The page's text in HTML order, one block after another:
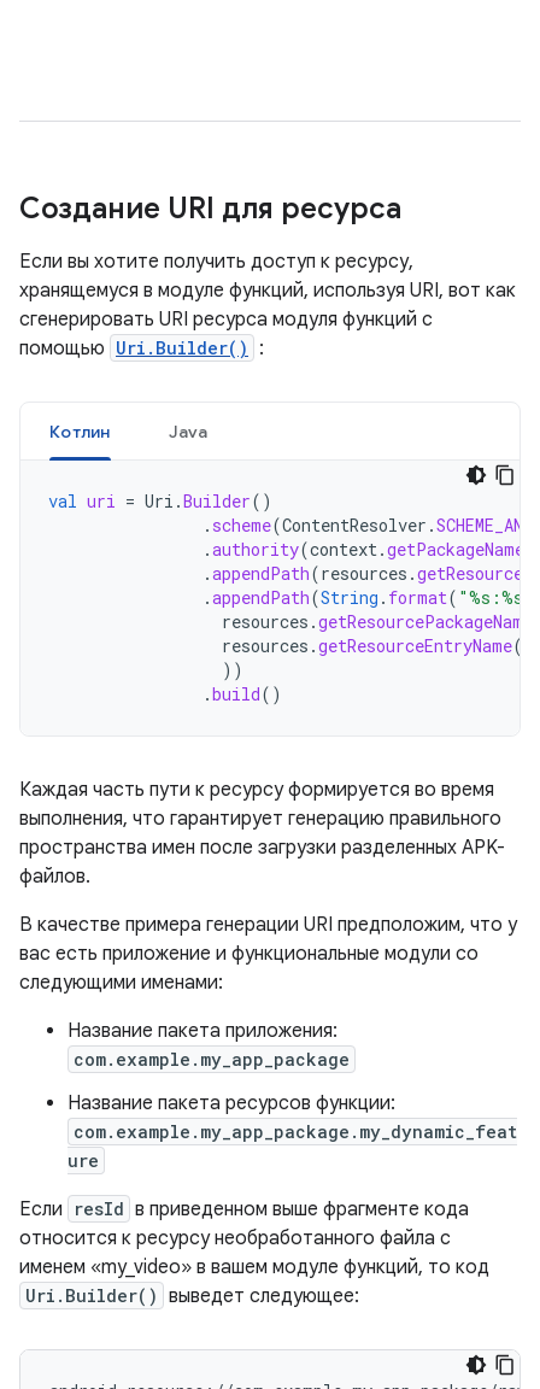
Создание URI для ресурса
Если вы хотите получить доступ к ресурсу,
хранящемуся в модуле функций, используя URI, вот как
сгенерировать URI ресурса модуля функций с
помощью Uri.Builder() :
Котлин Java
val uri = Uri .Builder()
. scheme(ContentResolver .
.authority(context.getPackageName
.appendPath(resources .
.appendPath(String . format( "%s:%s"
resources .getResourcePackageName
resources .getResourceEntryName(
))
.build()
Каждая часть пути к ресурсу формируется во время
выполнения, что гарантирует генерацию правильного
пространства имен после загрузки разделенных APK-
файлов.
В качестве примера генерации URI предположим, что у
вас есть приложение и функциональные модули со
следующими именами:
Название пакета приложения:
com.example.my_app_package
Название пакета ресурсов функции:
com.example.my_app_package.my_dynamic_feat
ure
Если resId в приведенном выше фрагменте кода
относится к ресурсу необработанного файла с
именем «my_video» в вашем модуле функций, то код
Uri.Builder() выведет следующее: